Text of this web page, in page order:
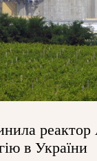
в України